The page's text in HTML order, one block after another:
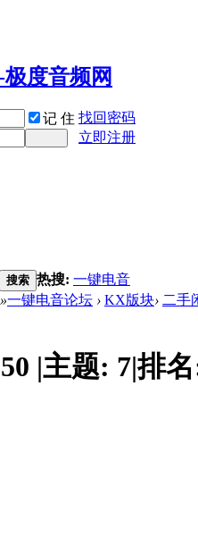
记 住 找回密码
立即注册
搜索 热搜: 一键电音
»一键电音论坛 › KX版块› 二手
50 |主题: 7|排